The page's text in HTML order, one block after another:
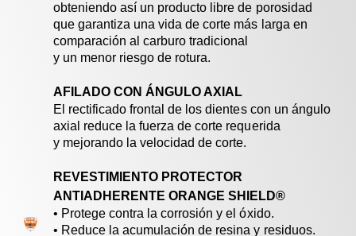
obteniendo así un producto libre de porosidad
que garantiza una vida de corte más larga en
comparación al carburo tradicional
y un menor riesgo de rotura.
AFILADO CON ÁNGULO AXIAL
El rectificado frontal de los dientes con un ángulo
axial reduce la fuerza de corte requerida
y mejorando la velocidad de corte.
REVESTIMIENTO PROTECTOR
ANTIADHERENTE ORANGE SHIELD®
• Protege contra la corrosión y el óxido.
• Reduce la acumulación de resina y residuos.